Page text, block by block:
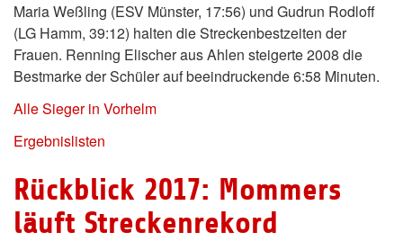
Maria Weßling (ESV Münster, 17:56) und Gudrun Rodloff
(LG Hamm, 39:12) halten die Streckenbestzeiten der
Frauen. Renning Elischer aus Ahlen steigerte 2008 die
Bestmarke der Schüler auf beeindruckende 6:58 Minuten.
Alle Sieger in Vorhelm
Ergebnislisten
Rückblick 2017: Mommers
läuft Streckenrekord